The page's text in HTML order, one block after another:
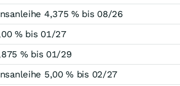
4,375 % bis 08/26
% bis 01/27
% bis 01/29
5,00 % bis 02/27